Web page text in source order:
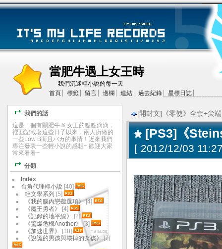
當肥牛遇上女王時
我們沉迷輕小說的每一天
首頁
標籤 留言 邊欄 連結 過去紀錄 星標日誌
[開封文]《零使》全套+尖
[PS3]《
[ 2012/12/03
我們的話
這是一個有關肥牛 & 女王的點點滴滴，
裡面記載著這些日子以來，兩人所做的
一些Low B而且バカ的事情！近來我們
專注發表一些輕小說的感想~ 歡迎大家
常來看看~
分類
Index
台角代理輕小說 [40]
輕文學系列 [5]
《我的腦內戀礙選項》[4]
《魔王勇者》
[4]
《記錄的地平線》
[2]
《驚爆危機Another》[3]
《加速世界》
[10]
《說謊的男孩與壞掉的女孩》[7]